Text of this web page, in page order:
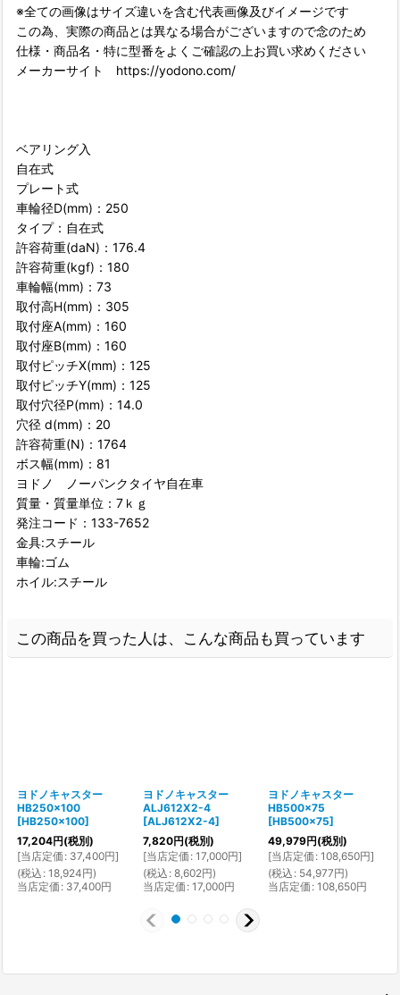
※全ての画像はサイズ違いを含む代表画像及びイメージです
この為、実際の商品とは異なる場合がございますので念のため
仕様・商品名・特に型番をよくご確認の上お買い求めください
メーカーサイト https://yodono.com/
ベアリング入
自在式
プレート式
車輪径D(mm)：250
タイプ：自在式
許容荷重(daN)：176.4
許容荷重(kgf)：180
車輪幅(mm)：73
取付高H(mm)：305
取付座A(mm)：160
取付座B(mm)：160
取付ピッチX(mm)：125
取付ピッチY(mm)：125
取付穴径P(mm)：14.0
穴径 d(mm)：20
許容荷重(N)：1764
ボス幅(mm)：81
ヨドノ ノーパンクタイヤ自在車
質量・質量単位：7ｋｇ
発注コード：133-7652
金具:スチール
車輪:ゴム
ホイル:スチール
この商品を買った人は、こんな商品も買っています
ヨドノキャスター
HB250x100
[HB250x100]
17,204円(税別)
[当店定価 : 37,400円]
(税込 : 18,924円)
当店定価 : 37,400円
ヨドノキャスター
ALJ612X2-4
[ALJ612X2-4]
7,820円(税別)
[当店定価 : 17,000円]
(税込 : 8,602円)
当店定価 : 17,000円
ヨドノキャスター
HB500x75
[HB500x75]
49,979円(税別)
[当店定価 : 108,650円]
(税込 : 54,977円)
当店定価 : 108,650円